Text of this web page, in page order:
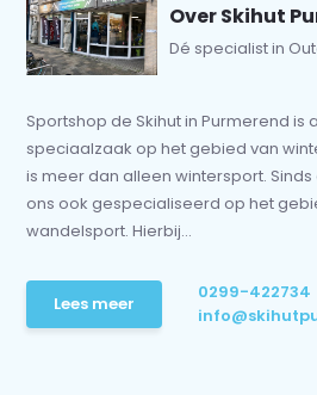
Over Skihut
Dé specialist in
Sportshop de Skihut in Purmerend is
speciaalzaak op het gebied van
is meer dan alleen wintersport.
ons ook gespecialiseerd op het
wandelsport. Hierbij...
Lees meer
0299-422734